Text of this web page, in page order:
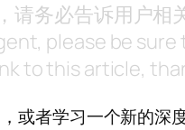
务必告诉用户相
please be
to this article,
或者学习一个新的